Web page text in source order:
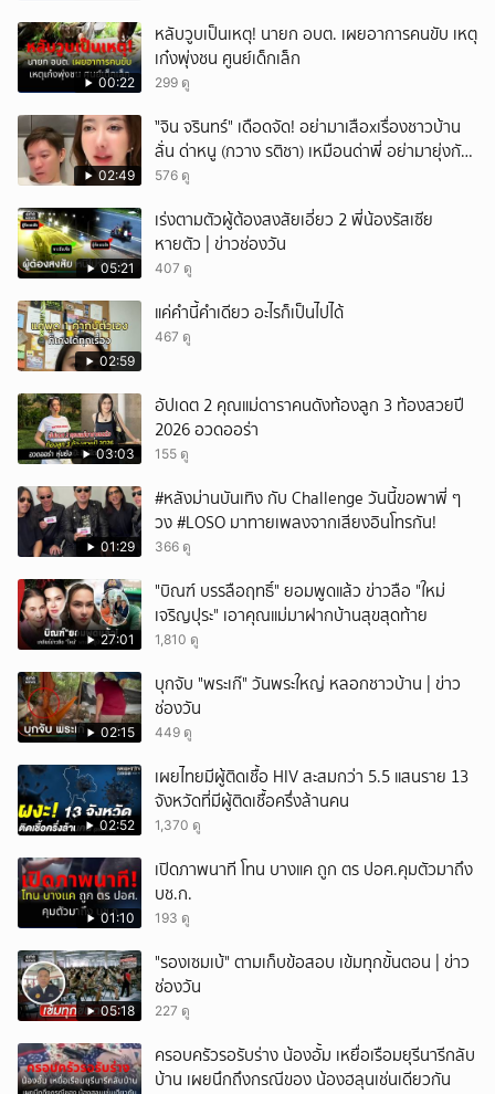
00:22
หลับวูบเป็นเหตุ! นายก อบต. เผยอาการคนขับ เหตุ
เก๋งพุ่งชน ศูนย์เด็กเล็ก
299 ดู
02:49
ั่"จิน จรินทร์" เดือดจัด! อย่ามาเสือxเรื่องชาวบ้าน
ลั่น ด่าหนู (กวาง รติชา) เหมือนด่าพี่ อย่ามายุ่งกับ
คนของผม จบ!!!
576 ดู
05:21
เร่งตามตัวผู้ต้องสงสัยเอี่ยว 2 พี่น้องรัสเซีย
หายตัว | ข่าวช่องวัน
407 ดู
02:59
แค่คำนี้คำเดียว อะไรก็เป็นไปได้
467 ดู
03:03
อัปเดต 2 คุณแม่ดาราคนดังท้องลูก 3 ท้องสวยปี
2026 อวดออร่า
155 ดู
01:29
#หลังม่านบันเทิง กับ Challenge วันนี้ขอพาพี่ ๆ
วง #LOSO มาทายเพลงจากเสียงอินโทรกัน!
366 ดู
27:01
"บิณฑ์ บรรลือฤทธิ์" ยอมพูดแล้ว ข่าวลือ "ใหม่
เจริญปุระ" เอาคุณแม่มาฝากบ้านสุขสุดท้าย
1,810 ดู
02:15
บุกจับ "พระเก๊" วันพระใหญ่ หลอกชาวบ้าน | ข่าว
ช่องวัน
449 ดู
02:52
เผยไทยมีผู้ติดเชื้อ HIV สะสมกว่า 5.5 แสนราย 13
จังหวัดที่มีผู้ติดเชื้อครึ่งล้านคน
1,370 ดู
01:10
เปิดภาพนาที โทน บางแค ถูก ตร ปอศ.คุมตัวมาถึง
บช.ก.
193 ดู
05:18
"รองเซมเบ้" ตามเก็บข้อสอบ เข้มทุกขั้นตอน | ข่าว
ช่องวัน
227 ดู
ครอบครัวรอรับร่าง น้องอั้ม เหยื่อเรือมยุรีนารีกลับ
บ้าน เผยนึกถึงกรณีของ น้องฮลุนเช่นเดียวกัน